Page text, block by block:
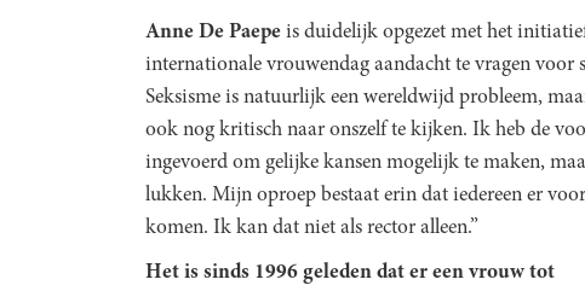
Anne De Paepe is duidelijk opgezet met het
internationale vrouwendag aandacht te vragen voor
Seksisme is natuurlijk een wereldwijd probleem,
ook nog kritisch naar onszelf te kijken. Ik heb de
ingevoerd om gelijke kansen mogelijk te maken,
lukken. Mijn oproep bestaat erin dat iedereen er
komen. Ik kan dat niet als rector alleen.”
Het is sinds 1996 geleden dat er een vrouw tot